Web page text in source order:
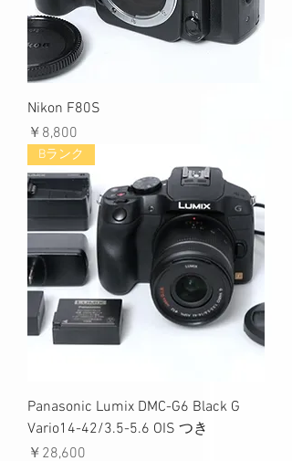
Nikon F80S
価格
￥8,800
Bランク
Panasonic Lumix DMC-G6 Black G
Vario14-42/3.5-5.6 OIS つき
価格
￥28,600